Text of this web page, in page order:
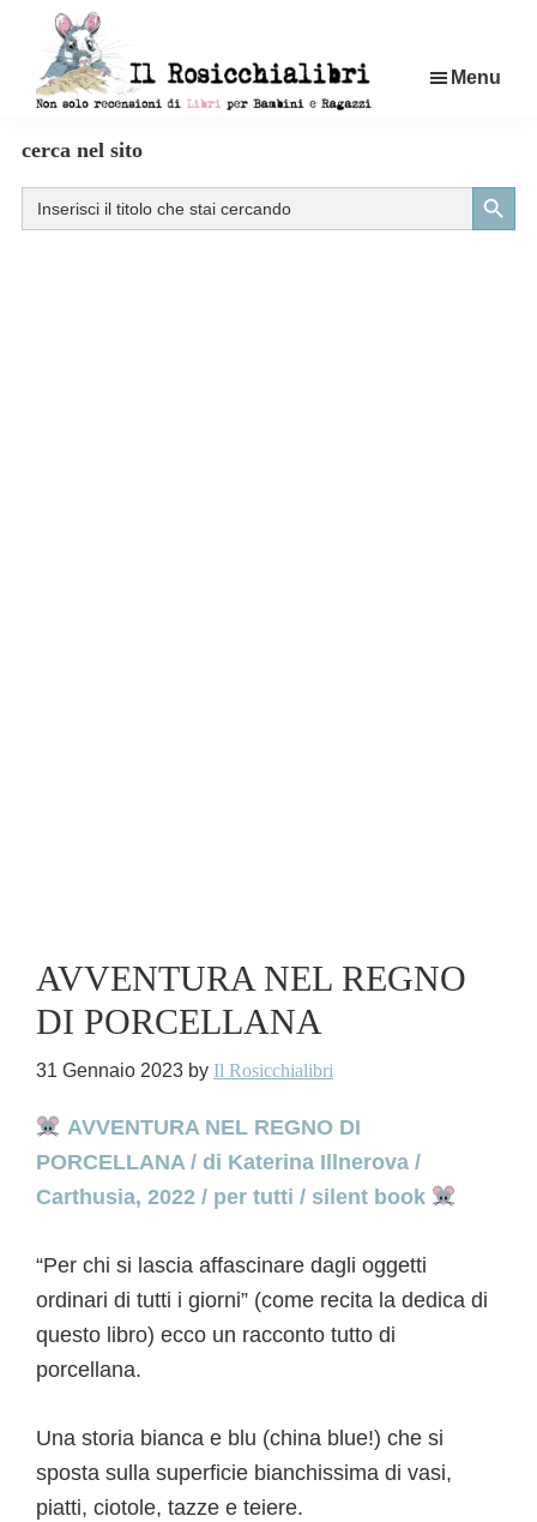
contenuto
di
libri
per
Menu
cerca nel sito
Search
for:
Search Button
AVVENTURA NEL REGNO
DI PORCELLANA
31 Gennaio 2023 by Il Rosicchialibri
AVVENTURA NEL REGNO DI
PORCELLANA / di Katerina Illnerova /
Carthusia, 2022 / per tutti / silent book
“Per chi si lascia affascinare dagli oggetti
ordinari di tutti i giorni” (come recita la dedica di
questo libro) ecco un racconto tutto di
porcellana.
Una storia bianca e blu (china blue!) che si
sposta sulla superficie bianchissima di vasi,
piatti, ciotole, tazze e teiere.